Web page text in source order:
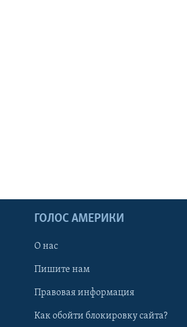
ГОЛОС АМЕРИКИ
О нас
Пишите нам
Правовая информация
Как обойти блокировку сайта?